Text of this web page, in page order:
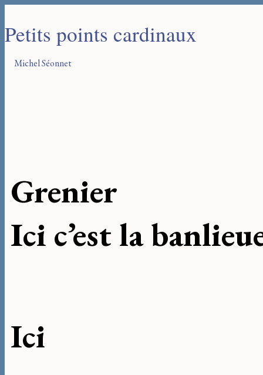
Petits points cardinaux
Michel Séonnet
Grenier
Ici c’est la
Ici